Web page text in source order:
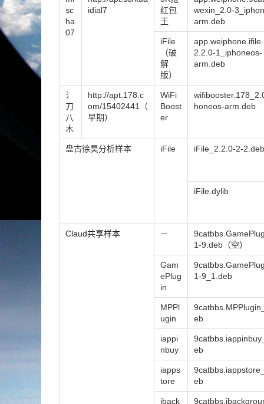
sc
ha
07
idial7
红包
王
wexin_2.0-
arm.deb
iFile
（破
解
版）
2.2.0-1_iphoneos-
arm.deb
氵
刀
八
木
http://apt.178.c
om/15402441（
早期）
WiFi
Boost
er
honeos-arm.deb
盘古徐昊分析样本 iFile iFile_2.2.0-2-2.deb
iFile.dylib
Claud共享样本 －
1-9.deb（空）
Gam
ePlug
in
1-9_1.deb
MPPl
ugin
eb
iappi
nbuy
eb
iapps
tore
eb
iback